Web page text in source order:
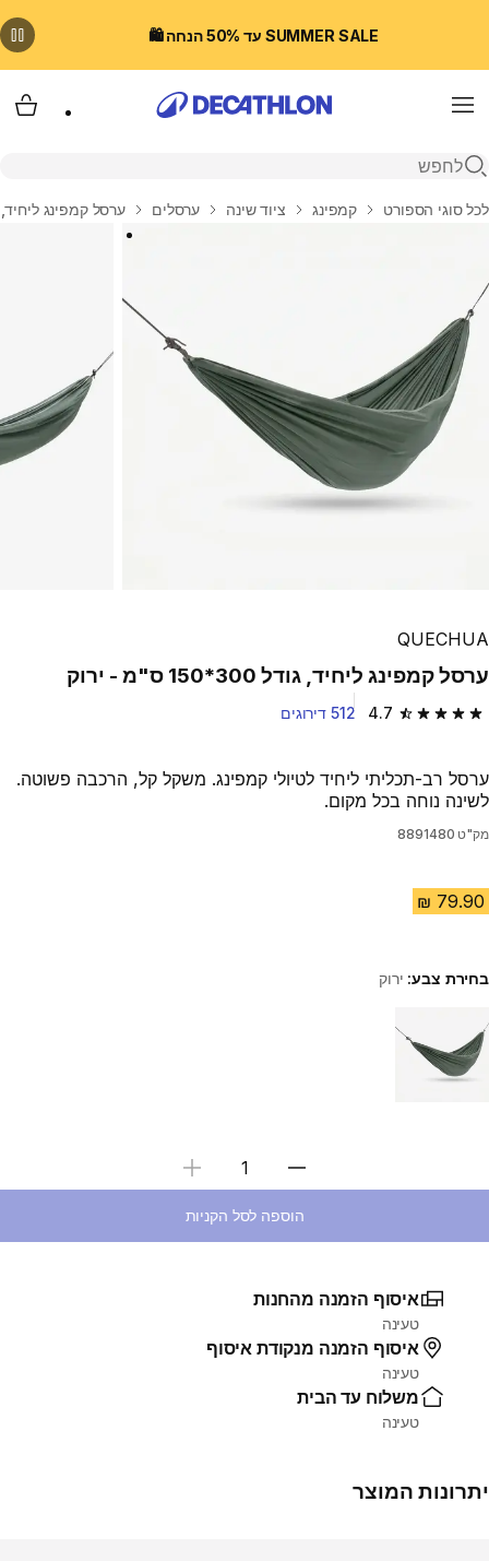
SUMMER SALE עד 50% הנחה 🛍️
Menu
פתיחת חיפוש
בית
לכל סוגי הספורט קמפינג ציוד שינה ערסלים ערסל קמפינג ליחיד, ‏גודל
QUECHUA
ערסל קמפינג ליחיד, ‏גודל 300*‏150 ס"מ - ירוק
4.7 4.7 out of 5 stars from 512 reviews 512 דירוגים
ערסל רב-תכליתי ליחיד לטיולי קמפינג. משקל קל, הרכבה פשוטה.
לשינה נוחה בכל מקום.
מק"ט 8891480
בחירת צבע: ירוק
Choose a variant
בחירת כמות
הוספה לסל הקניות
איסוף הזמנה מהחנות
טעינה
איסוף הזמנה מנקודת איסוף
טעינה
משלוח עד הבית
טעינה
יתרונות המוצר